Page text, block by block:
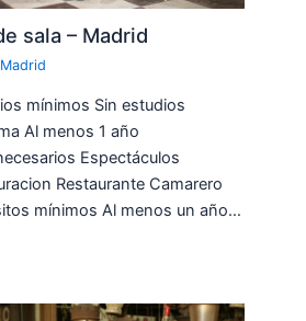
sala – Madrid
Madrid
mínimos Sin estudios
Al menos 1 año
Espectáculos
Restaurante Camarero
mínimos Al menos un año…